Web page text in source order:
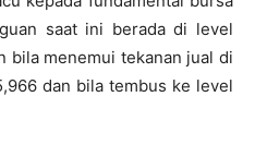
saat ini berada di level
bila menemui tekanan jual di
dan bila tembus ke level